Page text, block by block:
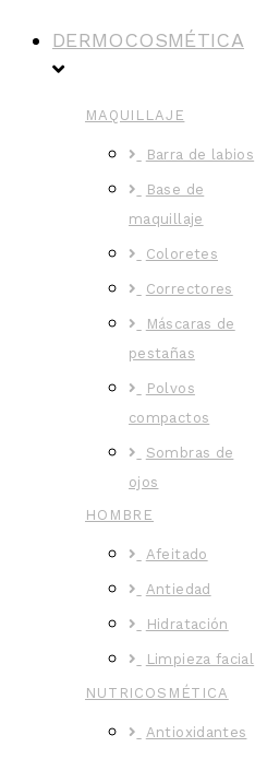
DERMOCOSMÉTICA
MAQUILLAJE
Barra de labios
Base de
maquillaje
Coloretes
Correctores
Máscaras de
pestañas
Polvos
compactos
Sombras de
ojos
HOMBRE
Afeitado
Antiedad
Hidratación
Limpieza facial
NUTRICOSMÉTICA
Antioxidantes